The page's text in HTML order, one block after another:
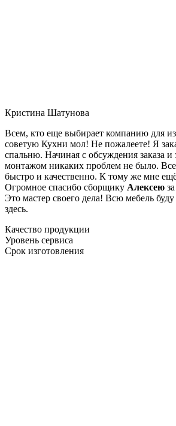
Кристина Шатунова
Всем, кто еще выбирает компанию для
советую Кухни мол! Не пожалеете! Я
спальню. Начиная с обсуждения заказа и
монтажом никаких проблем не было.
быстро и качественно. К тому же мне
Огромное спасибо сборщику Алексею
Это мастер своего дела! Всю мебель буду
здесь.
Качество продукции
Уровень сервиса
Срок изготовления